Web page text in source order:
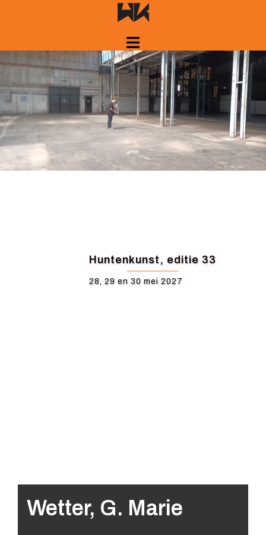
Huntenkunst, editie 33
28, 29 en 30 mei 2027
Wetter, G. Marie